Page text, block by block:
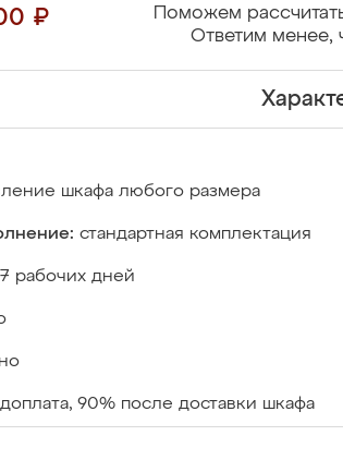
₽
Поможем
Ответим менее,
шкафа любого размера
стандартная комплектация
рабочих дней
90% после доставки шкафа